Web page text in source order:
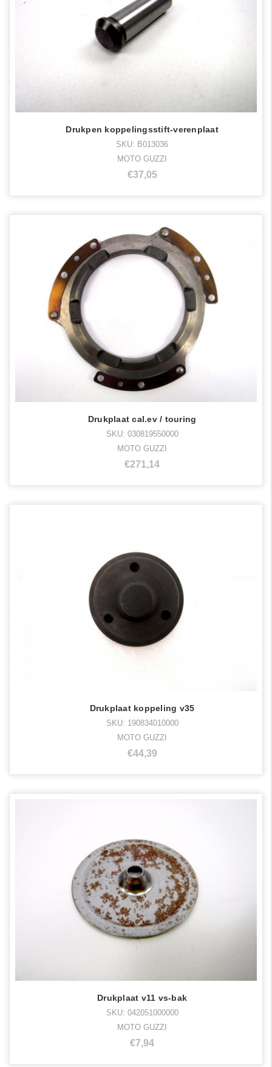
Drukpen koppelingsstift-verenplaat
SKU: B013036
MOTO GUZZI
€37,05
Drukplaat cal.ev / touring
SKU: 030819550000
MOTO GUZZI
€271,14
Drukplaat koppeling v35
SKU: 190834010000
MOTO GUZZI
€44,39
Drukplaat v11 vs-bak
SKU: 042051000000
MOTO GUZZI
€7,94